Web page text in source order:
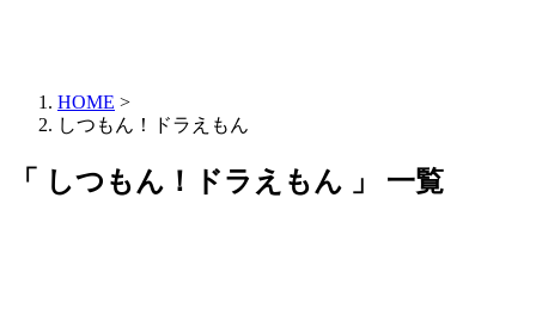
HOME >
しつもん！ドラえもん
「 しつもん！ドラえもん 」 一覧